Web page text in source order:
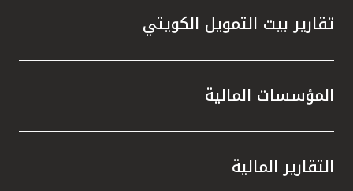
تقارير بيت التمويل الكويتي
المؤسسات المالية
التقارير المالية